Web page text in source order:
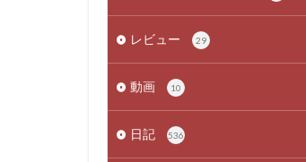
レビュー 29
動画 10
日記 536